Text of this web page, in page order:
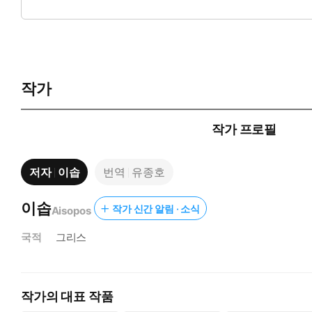
나 마흔 자루를 알고 있기가 십상이다. 그러나 이 책을 손에 든
작가
작가 프로필
저자 이솝 번역 유종호
이솝Aisopos 작가 신간 알림 · 소식
국적 그리스
작가의 대표 작품